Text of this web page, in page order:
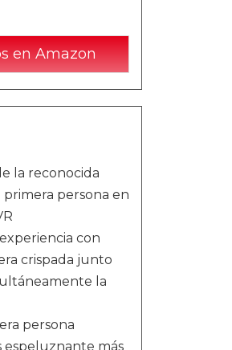
en Amazon
la reconocida
persona en
con
crispada junto
la
persona
espeluznante más